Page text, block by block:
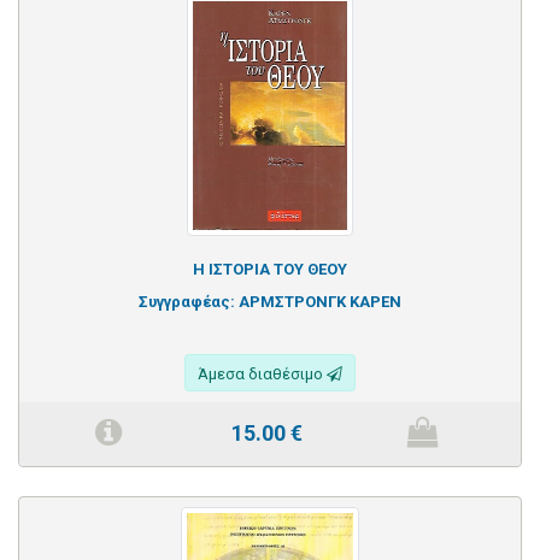
Η ΙΣΤΟΡΙΑ ΤΟΥ ΘΕΟΥ
Συγγραφέας: ΑΡΜΣΤΡΟΝΓΚ ΚΑΡΕΝ
Άμεσα διαθέσιμο
15.00€